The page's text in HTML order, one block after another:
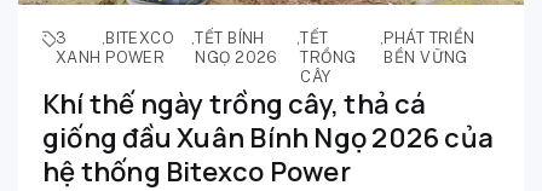
3
XANH
, BITEXCO
POWER
,TẾT BÍNH
NGỌ 2026
,TẾT
TRỒNG
CÂY
, PHÁT TRIỂN
BỀN VỮNG
Khí thế ngày trồng cây, thả cá
giống đầu Xuân Bính Ngọ 2026 của
hệ thống Bitexco Power